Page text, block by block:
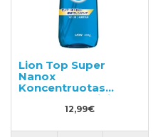
Lion Top Super
Nanox
Koncentruotas
skystas skalbinių
ploviklis, pompinis
12,99€